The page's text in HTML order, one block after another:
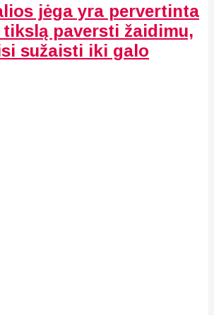
jėga yra pervertinta
paversti žaidimu,
sužaisti iki galo